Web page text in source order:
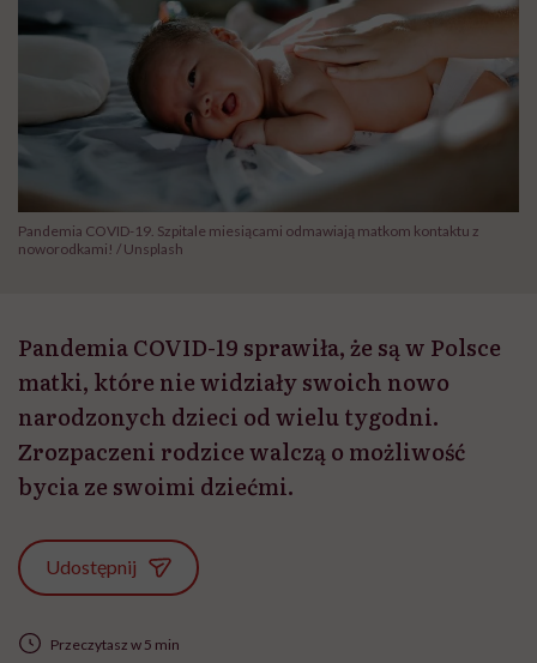
Pandemia COVID-19. Szpitale miesiącami odmawiają matkom kontaktu z
noworodkami! / Unsplash
Pandemia COVID-19 sprawiła, że są w Polsce
matki, które nie widziały swoich nowo
narodzonych dzieci od wielu tygodni.
Zrozpaczeni rodzice walczą o możliwość
bycia ze swoimi dziećmi.
Udostępnij
Przeczytasz w 5 min